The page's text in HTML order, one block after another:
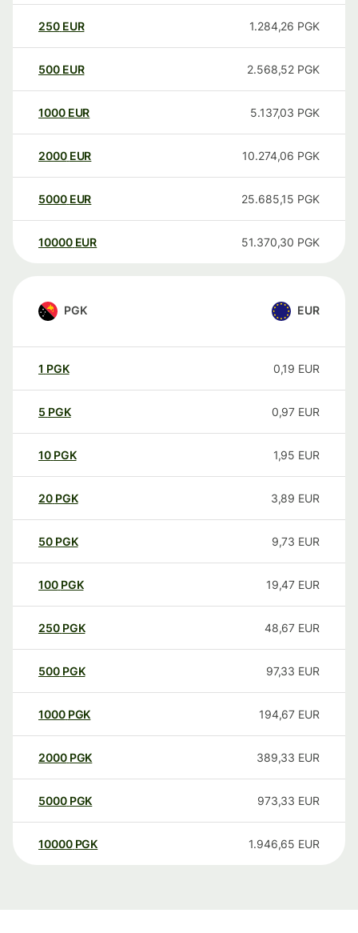
250 EUR 1.284,26 PGK
500 EUR 2.568,52 PGK
1000 EUR 5.137,03 PGK
2000 EUR 10.274,06 PGK
5000 EUR 25.685,15 PGK
10000 EUR 51.370,30 PGK
PGK EUR
1 PGK 0,19 EUR
5 PGK 0,97 EUR
10 PGK 1,95 EUR
20 PGK 3,89 EUR
50 PGK 9,73 EUR
100 PGK 19,47 EUR
250 PGK 48,67 EUR
500 PGK 97,33 EUR
1000 PGK 194,67 EUR
2000 PGK 389,33 EUR
5000 PGK 973,33 EUR
10000 PGK 1.946,65 EUR